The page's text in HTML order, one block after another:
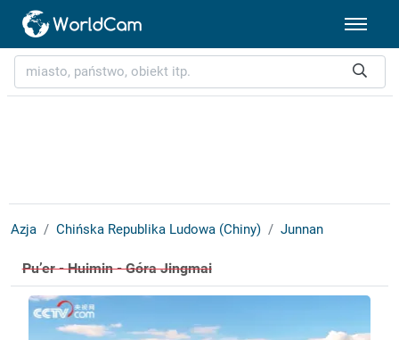
Azja Chińska Republika Ludowa (Chiny) Junnan
Pu’er - Huimin - Góra Jingmai